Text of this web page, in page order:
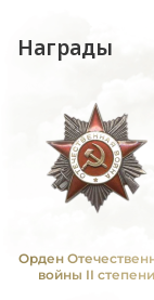
Награды
Орден
войны II степени